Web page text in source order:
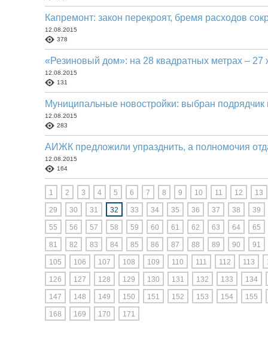
Капремонт: закон перекроят, бремя расходов
12.08.2015
378
«Резиновый дом»: на 28 квадратных метрах – 27
12.08.2015
131
Муниципальные новостройки: выбран подрядчик
12.08.2015
283
АИЖК предложили упразднить, а полномочия
12.08.2015
164
1 2 3 4 5 6 7 8 9 10 11 12 13
29 30 31 32 33 34 35 36 37 38 39
55 56 57 58 59 60 61 62 63 64 65
81 82 83 84 85 86 87 88 89 90 91
105 106 107 108 109 110 111 112 113
126 127 128 129 130 131 132 133 134
147 148 149 150 151 152 153 154 155
168 169 170 171